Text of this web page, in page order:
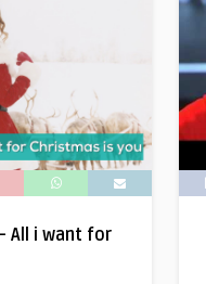
All i want for